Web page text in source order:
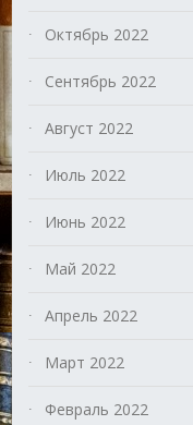
Октябрь 2022
Сентябрь 2022
Август 2022
Июль 2022
Июнь 2022
Май 2022
Апрель 2022
Март 2022
Февраль 2022